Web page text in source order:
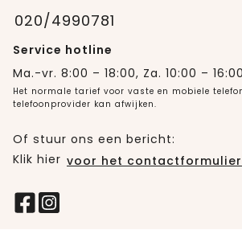
020/4990781
Service hotline
Ma.-vr. 8:00 – 18:00, Za. 10:00 – 16:00
Het normale tarief voor vaste en mobiele
telefoonprovider kan afwijken.
Of stuur ons een bericht:
Klik hier voor het contactformulier